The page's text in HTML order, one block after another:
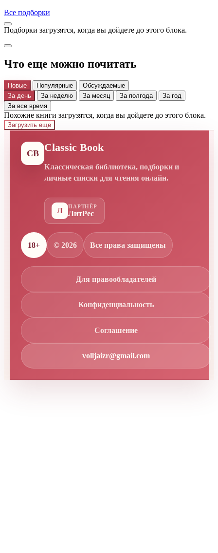
Все подборки
Подборки загрузятся, когда вы дойдете до этого блока.
Что еще можно почитать
Новые Популярные
Обсуждаемые
За день
За неделю За месяц За полгода
За год
За все время
Похожие книги загрузятся, когда вы дойдете до этого блока.
Загрузить еще
CB Classic Book
Классическая библиотека, подборки и
личные списки для чтения онлайн.
Л
ПАРТНЁР
ЛитРес
18+ © 2026 Все права защищены
Для правообладателей
Конфиденциальность
Соглашение
volljaizr@gmail.com